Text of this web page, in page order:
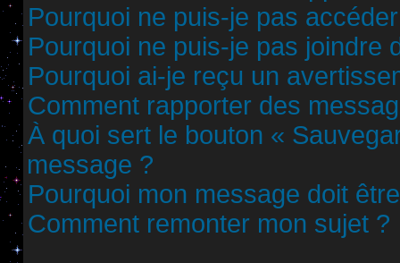
Pourquoi ne puis-je pas
Pourquoi ne puis-je pas joindre
Pourquoi ai-je reçu un
Comment rapporter des
À quoi sert le bouton «
message ?
Pourquoi mon message doit
Comment remonter mon sujet ?